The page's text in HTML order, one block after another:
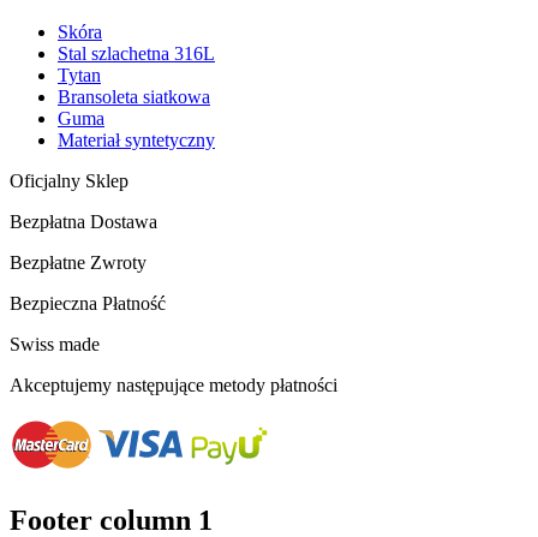
Skóra
Stal szlachetna 316L
Tytan
Bransoleta siatkowa
Guma
Materiał syntetyczny
Oficjalny Sklep
Bezpłatna Dostawa
Bezpłatne Zwroty
Bezpieczna Płatność
Swiss made
Akceptujemy następujące metody płatności
Footer column 1